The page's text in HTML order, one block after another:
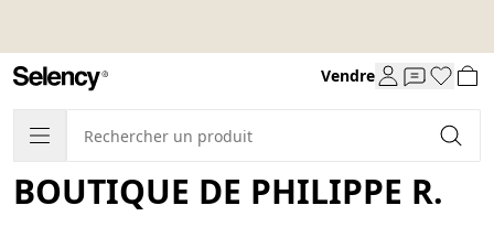
Vendre
BOUTIQUE DE PHILIPPE R.